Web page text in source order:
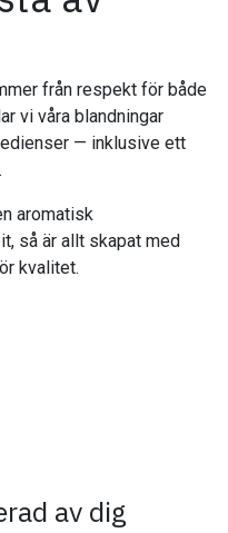
från respekt för både
vi våra blandningar
— inklusive ett
aromatisk
så är allt skapat med
kvalitet.
av dig